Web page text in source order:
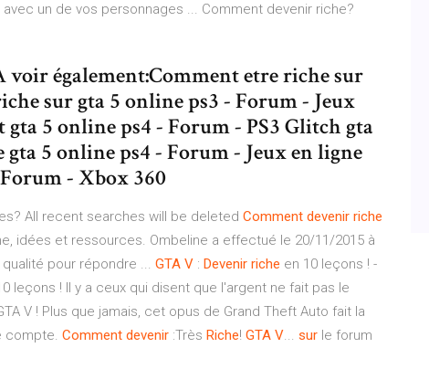
un de vos personnages ... Comment devenir riche?
voir également:Comment etre riche sur
sur gta 5 online ps3 - Forum - Jeux
5 online ps4 - Forum - PS3 Glitch gta
gta 5 online ps4 - Forum - Jeux en ligne
- Xbox 360
All recent searches will be deleted Comment devenir riche
idées et ressources. Ombeline a effectué le 20/11/2015 à
pour répondre ... GTA V : Devenir riche en 10 leçons ! -
leçons ! Il y a ceux qui disent que l'argent ne fait pas le
V ! Plus que jamais, cet opus de Grand Theft Auto fait la
compte. Comment devenir :Très Riche! GTA V... sur le forum